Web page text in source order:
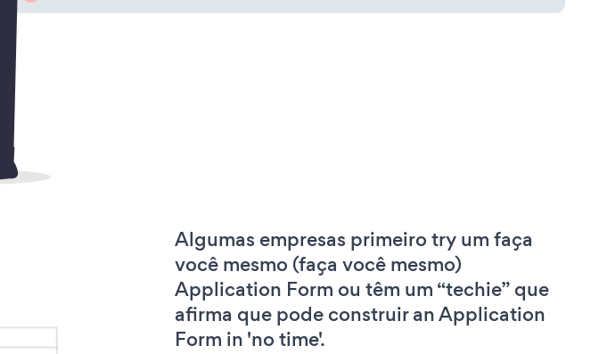
Algumas empresas primeiro try um faça
você mesmo (faça você mesmo)
Application Form ou têm um “techie” que
afirma que pode construir an Application
Form in 'no time'.